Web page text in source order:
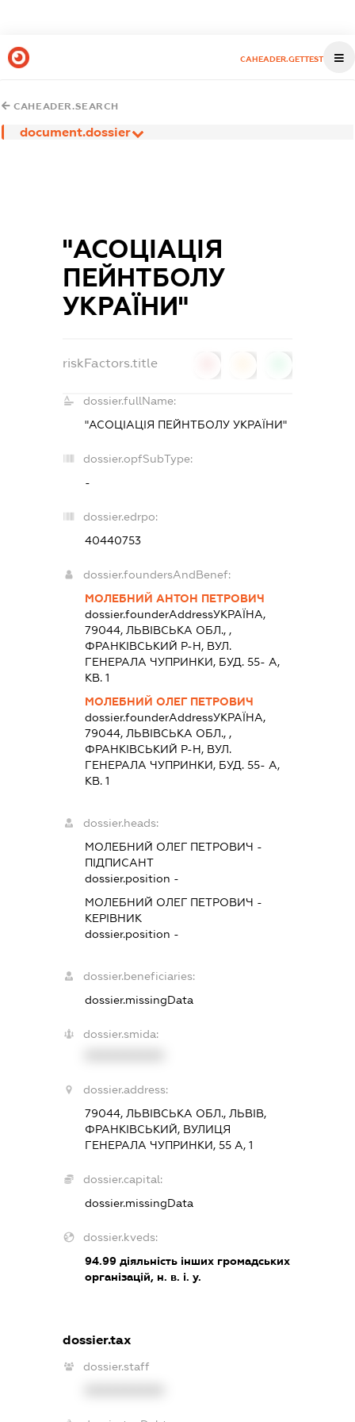
CAHEADER.GETTEST
CAHEADER.SEARCH
document.dossier
"АСОЦІАЦІЯ
ПЕЙНТБОЛУ
УКРАЇНИ"
riskFactors.title
dossier.fullName:
"АСОЦІАЦІЯ ПЕЙНТБОЛУ УКРАЇНИ"
dossier.opfSubType:
-
dossier.edrpo:
40440753
dossier.foundersAndBenef:
МОЛЕБНИЙ АНТОН ПЕТРОВИЧ
dossier.founderAddressУКРАЇНА,
79044, ЛЬВIВСЬКА ОБЛ., ,
ФРАНКІВСЬКИЙ Р-Н, ВУЛ.
ГЕНЕРАЛА ЧУПРИНКИ, БУД. 55- А,
КВ. 1
МОЛЕБНИЙ ОЛЕГ ПЕТРОВИЧ
dossier.founderAddressУКРАЇНА,
79044, ЛЬВIВСЬКА ОБЛ., ,
ФРАНКІВСЬКИЙ Р-Н, ВУЛ.
ГЕНЕРАЛА ЧУПРИНКИ, БУД. 55- А,
КВ. 1
dossier.heads:
МОЛЕБНИЙ ОЛЕГ ПЕТРОВИЧ -
ПІДПИСАНТ
dossier.position -
МОЛЕБНИЙ ОЛЕГ ПЕТРОВИЧ -
КЕРІВНИК
dossier.position -
dossier.beneficiaries:
dossier.missingData
dossier.smida:
dossier.address:
79044, ЛЬВІВСЬКА ОБЛ., ЛЬВІВ,
ФРАНКІВСЬКИЙ, ВУЛИЦЯ
ГЕНЕРАЛА ЧУПРИНКИ, 55 А, 1
dossier.capital:
dossier.missingData
dossier.kveds:
94.99 діяльність інших громадських
організацій, н. в. і. у.
dossier.tax
dossier.staff